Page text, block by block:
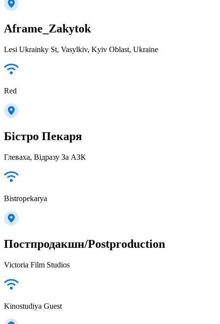
Aframe_Zakytok
Lesi Ukrainky St, Vasylkiv, Kyiv Oblast, Ukraine
Red
Бістро Пекаря
Глеваха, Відразу За АЗК
Bistropekarya
Постпродакшн/Postproduction
Victoria Film Studios
Kinostudiya Guest